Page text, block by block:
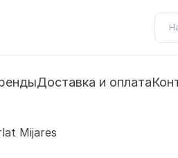
Доставка и оплата
Mijares